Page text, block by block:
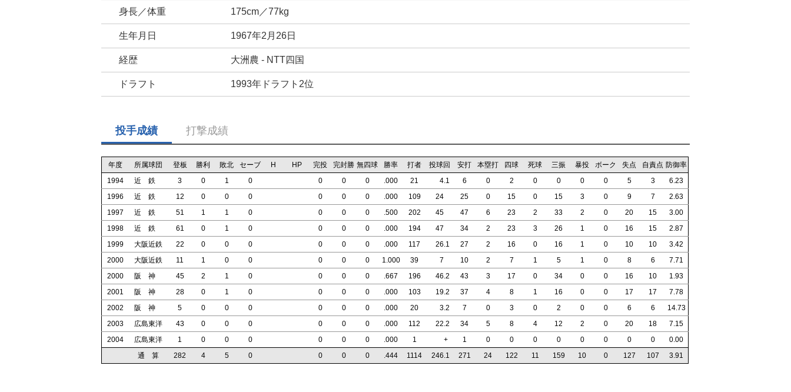
身長／体重 175cm／77kg
生年月日 1967年2月26日
経歴 大洲農 - NTT四国
ドラフト 1993年ドラフト2位
投手成績 打撃成績
年度 所属球団 登板 勝利 敗北 セーブ H HP 完投 完封勝 無四球 勝率 打者 投球回 安打 本塁打 四球 死球 三振 暴投 ボーク 失点 自責点 防御率
1994
近 鉄 3 0 1 0 0 0 0 .000 21 4.1 6 0 2 0 0 0 0 5 3
6.23
1996
近 鉄 12 0 0 0 0 0 0 .000 109 24 25 0 15 0 15 3 0 9 7
2.63
1997
近 鉄 51 1 1 0 0 0 0 .500 202 45 47 6 23 2 33 2 0 20 15
3.00
1998
近 鉄 61 0 1 0 0 0 0 .000 194 47 34 2 23 3 26 1 0 16 15
2.87
1999
大阪近鉄 22 0 0 0 0 0 0 .000 117 26.1 27 2 16 0 16 1 0 10 10
3.42
2000
大阪近鉄 11 1 0 0 0 0 0 1.000 39 7 10 2 7 1 5 1 0 8 6
7.71
2000
阪 神 45 2 1 0 0 0 0 .667 196 46.2 43 3 17 0 34 0 0 16 10
1.93
2001
阪 神 28 0 1 0 0 0 0 .000 103 19.2 37 4 8 1 16 0 0 17 17
7.78
2002
阪 神 5 0 0 0 0 0 0 .000 20 3.2 7 0 3 0 2 0 0 6 6
14.73
2003
広島東洋 43 0 0 0 0 0 0 .000 112 22.2 34 5 8 4 12 2 0 20 18
7.15
2004
広島東洋 1 0 0 0 0 0 0 .000 1 + 1 0 0 0 0 0 0 0 0
0.00
通 算
282 4 5 0 0 0 0 .444 1114 246.1 271 24 122 11 159 10 0 127 107 3.91